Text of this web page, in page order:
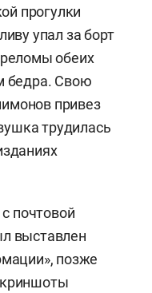
прогулки
упал за борт
обеих
бедра. Свою
привез
трудилась
почтовой
выставлен
позже